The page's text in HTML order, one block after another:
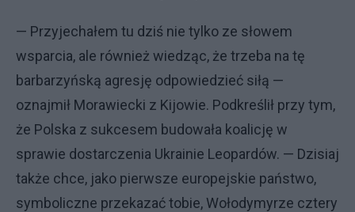
— Przyjechałem tu dziś nie tylko ze słowem
wsparcia, ale również wiedząc, że trzeba na tę
barbarzyńską agresję odpowiedzieć siłą —
oznajmił Morawiecki z Kijowie. Podkreślił przy tym,
że Polska z sukcesem budowała koalicję w
sprawie dostarczenia Ukrainie Leopardów. — Dzisiaj
także chce, jako pierwsze europejskie państwo,
symboliczne przekazać tobie, Wołodymyrze cztery